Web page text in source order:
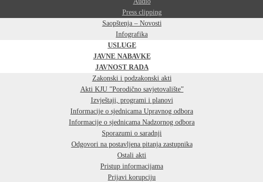
Press clipping
Saopštenja – Novosti
Infografika
USLUGE
JAVNE NABAVKE
JAVNOST RADA
Zakonski i podzakonski akti
Akti KJU ”Porodično savjetovalište”
Izvještaji, programi i planovi
Informacije o sjednicama Upravnog odbora
Informacije o sjednicama Nadzornog odbora
Sporazumi o saradnji
Odgovori na postavljena pitanja zastupnika
Ostali akti
Pristup informacijama
Prijavi korupciju